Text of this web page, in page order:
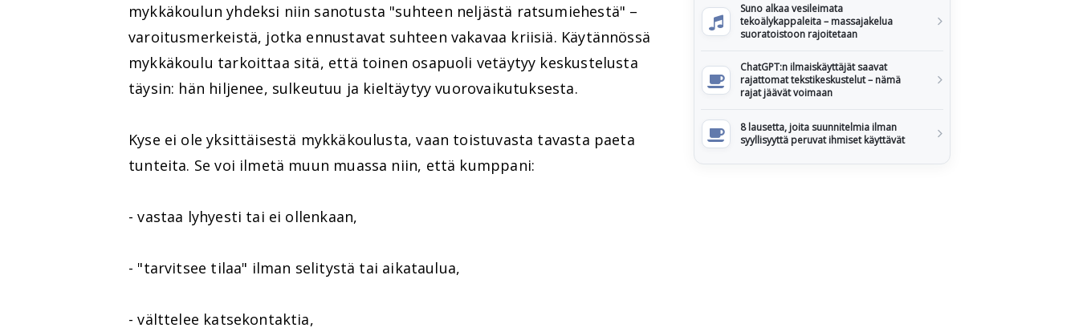
mykkäkoulun yhdeksi niin sanotusta "suhteen neljästä ratsumiehestä" –
varoitusmerkeistä, jotka ennustavat suhteen vakavaa kriisiä. Käytännössä
mykkäkoulu tarkoittaa sitä, että toinen osapuoli vetäytyy keskustelusta
täysin: hän hiljenee, sulkeutuu ja kieltäytyy vuorovaikutuksesta.
Kyse ei ole yksittäisestä mykkäkoulusta, vaan toistuvasta tavasta paeta
tunteita. Se voi ilmetä muun muassa niin, että kumppani:
- vastaa lyhyesti tai ei ollenkaan,
- "tarvitsee tilaa" ilman selitystä tai aikataulua,
- välttelee katsekontaktia,
Suno alkaa vesileimata
tekoälykappaleita – massajakelua
suoratoistoon rajoitetaan
ChatGPT:n ilmaiskäyttäjät saavat
rajattomat tekstikeskustelut – nämä
rajat jäävät voimaan
8 lausetta, joita suunnitelmia ilman
syyllisyyttä peruvat ihmiset käyttävät